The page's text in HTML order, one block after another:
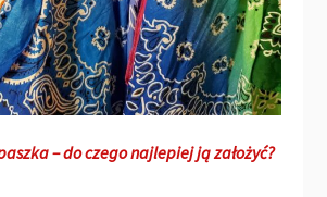
– do czego najlepiej ją założyć?